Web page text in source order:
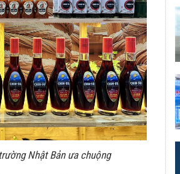
Nhật Bản ưa chuộng